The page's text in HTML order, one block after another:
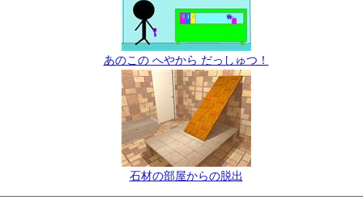
あのこの へやから だっしゅつ！
石材の部屋からの脱出